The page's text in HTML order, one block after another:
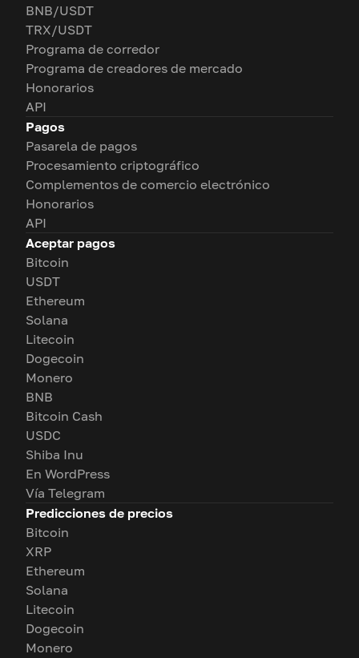
BNB/USDT
TRX/USDT
Programa de corredor
Programa de creadores de mercado
Honorarios
API
Pagos
Pasarela de pagos
Procesamiento criptográfico
Complementos de comercio electrónico
Honorarios
API
Aceptar pagos
Bitcoin
USDT
Ethereum
Solana
Litecoin
Dogecoin
Monero
BNB
Bitcoin Cash
USDC
Shiba Inu
En WordPress
Vía Telegram
Predicciones de precios
Bitcoin
XRP
Ethereum
Solana
Litecoin
Dogecoin
Monero